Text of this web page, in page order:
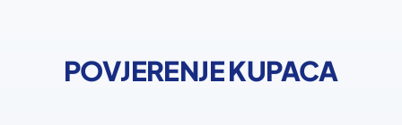
POVJERENJE KUPACA